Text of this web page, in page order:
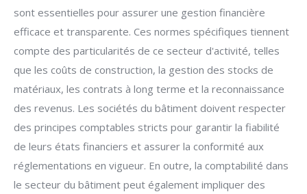
sont essentielles pour assurer une gestion financière
efficace et transparente. Ces normes spécifiques tiennent
compte des particularités de ce secteur d'activité, telles
que les coûts de construction, la gestion des stocks de
matériaux, les contrats à long terme et la reconnaissance
des revenus. Les sociétés du bâtiment doivent respecter
des principes comptables stricts pour garantir la fiabilité
de leurs états financiers et assurer la conformité aux
réglementations en vigueur. En outre, la comptabilité dans
le secteur du bâtiment peut également impliquer des